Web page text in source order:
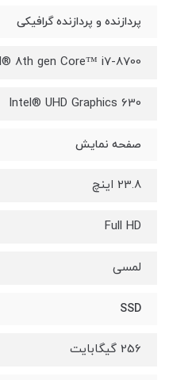
پردازنده و پردازنده گرافیکی
8700-Intel® 8th gen Core™ i7
Intel® UHD Graphics 630
صفحه نمایش
23.8 اینچ
Full HD
لمسی
SSD
256 گیگابایت